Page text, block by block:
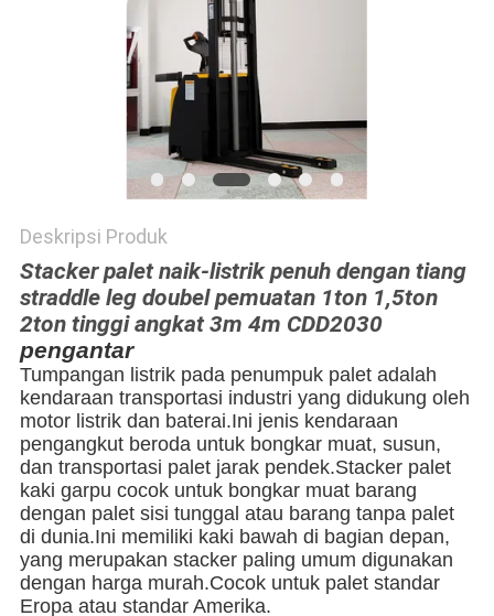
Deskripsi Produk
Stacker palet naik-listrik penuh dengan tiang
straddle leg doubel pemuatan 1ton 1,5ton
2ton tinggi angkat 3m 4m CDD2030
pengantar
Tumpangan listrik pada penumpuk palet adalah
kendaraan transportasi industri yang didukung oleh
motor listrik dan baterai.Ini jenis kendaraan
pengangkut beroda untuk bongkar muat, susun,
dan transportasi palet jarak pendek.Stacker palet
kaki garpu cocok untuk bongkar muat barang
dengan palet sisi tunggal atau barang tanpa palet
di dunia.Ini memiliki kaki bawah di bagian depan,
yang merupakan stacker paling umum digunakan
dengan harga murah.Cocok untuk palet standar
Eropa atau standar Amerika.